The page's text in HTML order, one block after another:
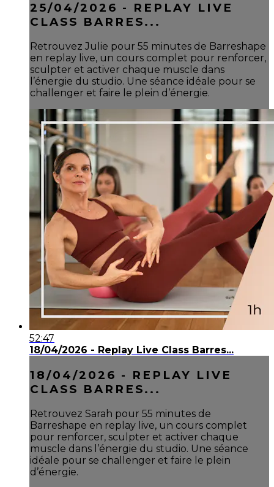
25/04/2026 - REPLAY LIVE
CLASS BARRES...
Retrouvez Julie pour 55 minutes de Barreshape
en replay live, un cours complet pour renforcer,
sculpter et activer chaque muscle dans
l’énergie du studio. Une séance idéale pour se
challenger et faire le plein d’énergie.
52:47
18/04/2026 - Replay Live Class Barres...
18/04/2026 - REPLAY LIVE
CLASS BARRES...
Retrouvez Sarah pour 55 minutes de
Barreshape en replay live, un cours complet
pour renforcer, sculpter et activer chaque
muscle dans l’énergie du studio. Une séance
idéale pour se challenger et faire le plein
d’énergie.